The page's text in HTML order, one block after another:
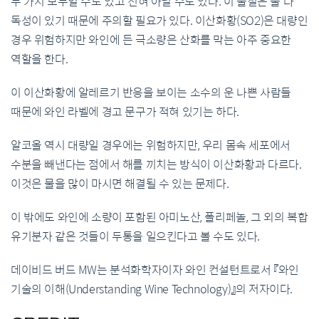
독성이 있기 때문에 주의할 필요가 있다. 이산화황(SO2)은 대량인
경우 위험하지만 와인에 든 극소량은 산화를 막는 아주 중요한
역할을 한다.
이 이산화황에 알레르기 반응을 보이는 소수의 운 나쁜 사람들
때문에 와인 라벨에 경고 문구가 적혀 있기는 하다.
알코올 역시 대량일 경우에는 위험하지만, 우리 몸속 세포에서
수분을 빼낸다는 점에서 해를 끼치는 방식이 이산화황과 다르다.
이것은 물을 많이 마시면 해결될 수 있는 문제다.
이 밖에도 와인에 소량이 포함된 아미노산, 폴리페놀, 그 외의 복합
유기분자 같은 것들이 두통을 일으킨다고 볼 수도 있다.
데이비드 버드 MW는 분석화학자이자 와인 컨설턴트로서 『와인
기술의 이해(Understanding Wine Technology)』의 저자이다.